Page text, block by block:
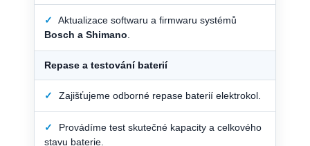
✓
Aktualizace softwaru a firmwaru systémů
Bosch a Shimano
Repase a testování baterií
✓ Zajišťujeme odborné repase baterií elektrokol.
✓
Provádíme test skutečné kapacity a celkového
stavu baterie.